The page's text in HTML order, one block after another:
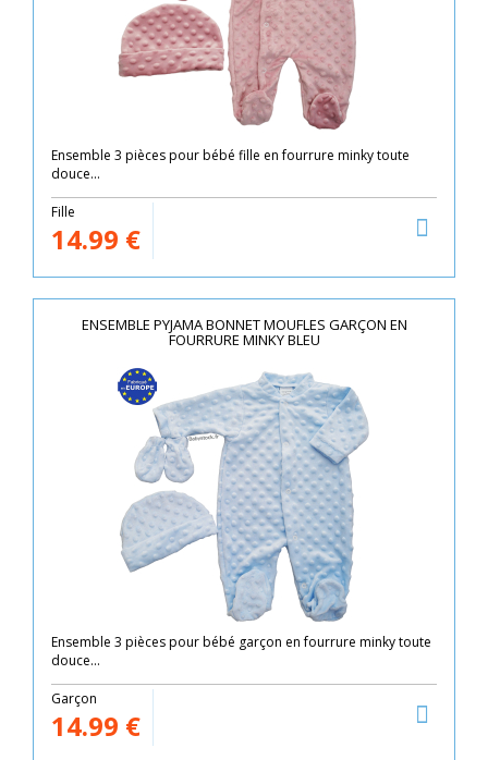
Ensemble 3 pièces pour bébé fille en fourrure minky toute
douce...
Fille
14.99 €
ENSEMBLE PYJAMA BONNET MOUFLES GARÇON EN
FOURRURE MINKY BLEU
Ensemble 3 pièces pour bébé garçon en fourrure minky toute
douce...
Garçon
14.99 €